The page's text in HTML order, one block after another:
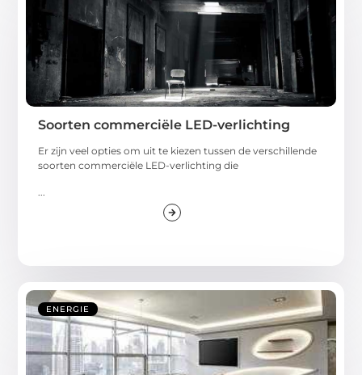
Soorten commerciële LED-verlichting
Er zijn veel opties om uit te kiezen tussen de verschillende
soorten commerciële LED-verlichting die
ENERGIE